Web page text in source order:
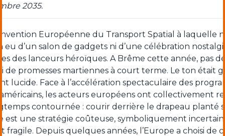
2035.
Européenne du Transport Spatial à laquelle
eu d’un salon de gadgets ni d’une célébration
des lanceurs héroïques. A Brême cette année, pas
de promesses martiennes à court terme. Le ton était
lucide. Face à l’accélération spectaculaire des
les acteurs européens ont collectivement
contournée : courir derrière le drapeau planté
est une stratégie coûteuse, symboliquement
fragile. Depuis quelques années, l’Europe a choisi de